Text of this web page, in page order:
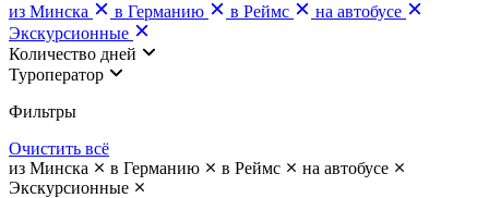
из Минска
в Германию в Реймс
на автобусе
Экскурсионные
Количество дней
Туроператор
Фильтры
Очистить всё
из Минска
в Германию в Реймс
на автобусе
Экскурсионные